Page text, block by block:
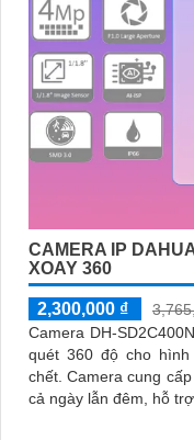
CAMERA IP
XOAY 360
2,300,000 ₫
Camera DH-
quét 360 độ cho
chết. Camera cung cấp hình ảnh siêu nét 2K+ và có màu sắc
cả ngày lẫn đêm, hỗ